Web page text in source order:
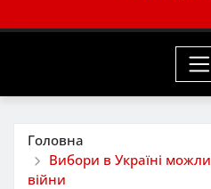
Головна
Вибори в Україні
війни